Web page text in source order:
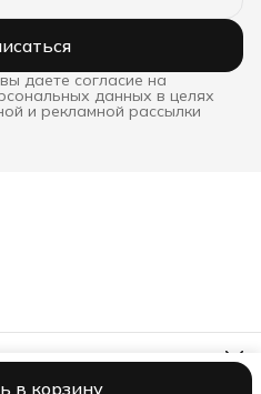
в корзину
даете согласие на
данных в целях
и рекламной рассылки